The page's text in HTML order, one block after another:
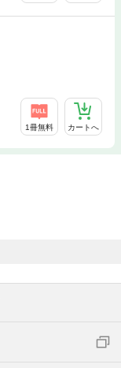
1冊無料 カートへ